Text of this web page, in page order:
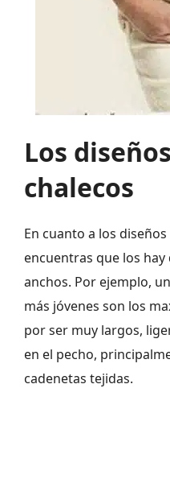
Los
chalecos
En cuanto a los diseños
encuentras que los
anchos. Por ejemplo,
más jóvenes son los
por ser muy largos,
en el pecho,
cadenetas tejidas.